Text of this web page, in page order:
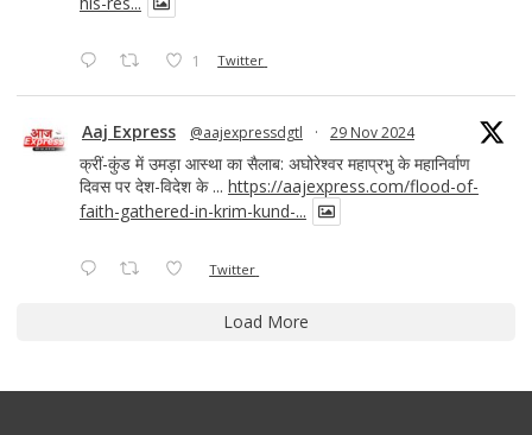
1 Twitter
Aaj Express @aajexpressdgtl · 29 Nov 2024
क्रीं-कुंड में उमड़ा आस्था का सैलाब: अघोरेश्वर महाप्रभु के महानिर्वाण
दिवस पर देश-विदेश के ... https://aajexpress.com/flood-of-
faith-gathered-in-krim-kund-...
Twitter
Load More